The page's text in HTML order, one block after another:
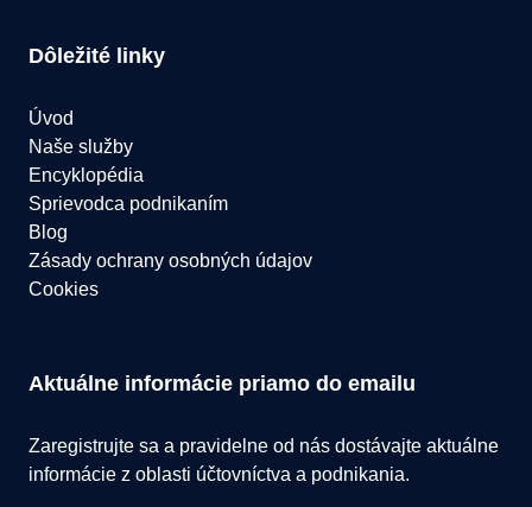
Dôležité linky
Úvod
Naše služby
Encyklopédia
Sprievodca podnikaním
Blog
Zásady ochrany osobných údajov
Cookies
Aktuálne informácie priamo do emailu
Zaregistrujte sa a pravidelne od nás dostávajte aktuálne
informácie z oblasti účtovníctva a podnikania.